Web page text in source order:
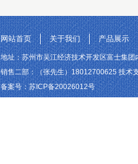
网站首页 关于我们 产品展示
地址：苏州市吴江经济技术开发区富士集
销售二部：（张先生）18012700625 技术
备案号：苏ICP备20026012号